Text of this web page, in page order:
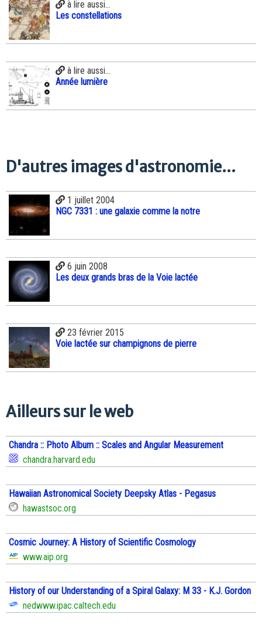
à lire aussi...
Les constellations
à lire aussi...
Année lumière
D'autres images d'astronomie...
1 juillet 2004
NGC 7331 : une galaxie comme la notre
6 juin 2008
Les deux grands bras de la Voie lactée
23 février 2015
Voie lactée sur champignons de pierre
Ailleurs sur le web
Chandra :: Photo Album :: Scales and Angular Measurement
chandra.harvard.edu
Hawaiian Astronomical Society Deepsky Atlas - Pegasus
hawastsoc.org
Cosmic Journey: A History of Scientific Cosmology
www.aip.org
History of our Understanding of a Spiral Galaxy: M 33 - K.J. Gordon
nedwww.ipac.caltech.edu